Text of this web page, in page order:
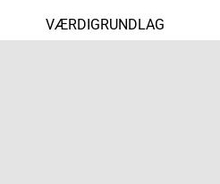
VÆRDIGRUNDLAG